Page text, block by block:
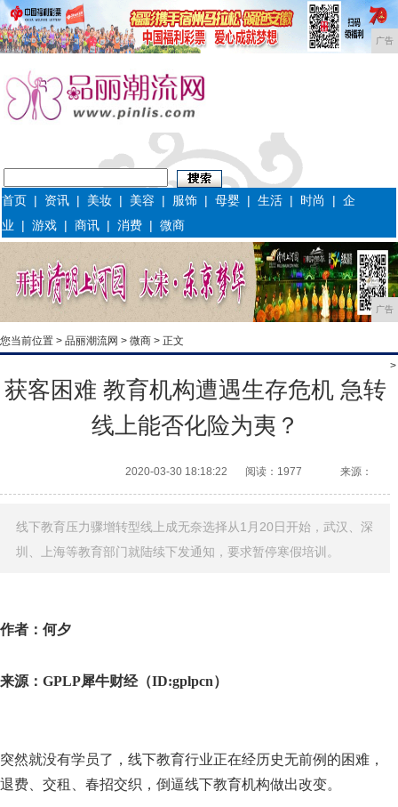
广告
首页 | 资讯 | 美妆 | 美容 | 服饰 |母婴 |生活 | 时尚 |企
业 |游戏 |商讯 |消费 |微商
广告
您当前位置 > 品丽潮流网 > 微商 > 正文
>
获客困难 教育机构遭遇生存危机 急转
线上能否化险为夷？
2020-03-30 18:18:22 阅读：1977 来源：
线下教育压力骤增转型线上成无奈选择从1月20日开始，武汉、深
圳、上海等教育部门就陆续下发通知，要求暂停寒假培训。
作者：何夕
来源：GPLP犀牛财经（ID:gplpcn）
突然就没有学员了，线下教育行业正在经历史无前例的困难，
退费、交租、春招交织，倒逼线下教育机构做出改变。